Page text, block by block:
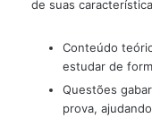
de suas
Conteúdo
estudar de
Questões
prova,